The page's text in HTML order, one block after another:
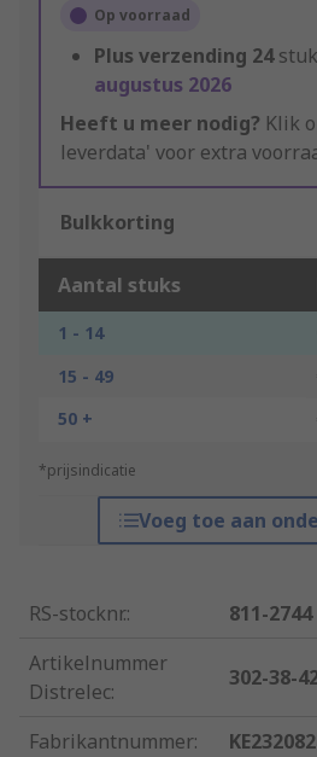
Op voorraad
Plus verzending 24
augustus 2026
Heeft u meer nodig? Klik
leverdata' voor extra
Bulkkorting
Aantal stuks
1 - 14
15 - 49
50 +
*prijsindicatie
Voeg toe aan
RS-stocknr.:
811-2744
Artikelnummer
Distrelec:
302-38-
Fabrikantnummer: